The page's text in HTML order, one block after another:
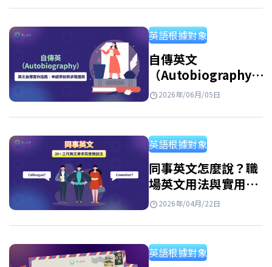
regards 是一個常用且用途廣泛的結尾語，可以
理解為“謹致以最誠摯的問候”，用來表達對
收件人的尊重與問候。…
英語根據對象
自傳英文
（Autobiography）
精選寫作技巧與專業英
2026年/06月/05日
英語根據對象
同事英文怎麼說？職
場英文用法與實用對
話整理
2026年/04月/22日
英語根據對象